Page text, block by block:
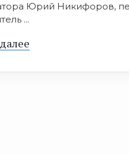
Юрий Никифоров,
...